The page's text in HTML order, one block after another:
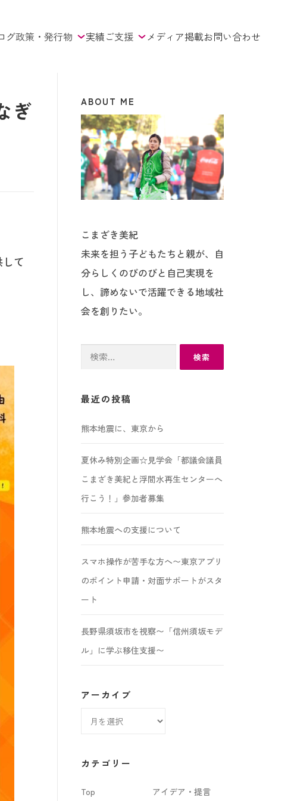
グ政策・発行物 実績ご支援 メディア掲載お問い合わせ
ぎ
て
ABOUT ME
こまざき美紀
未来を担う子どもたちと親が、自
分らしくのびのびと自己実現を
し、諦めないで活躍できる地域社
会を創りたい。
最近の投稿
熊本地震に、東京から
夏休み特別企画☆見学会「都議会議員
こまざき美紀と浮間水再生センターへ
行こう！」参加者募集
熊本地震への支援について
スマホ操作が苦手な方へ〜東京アプリ
のポイント申請・対面サポートがスタ
ート
長野県須坂市を視察〜「信州須坂モデ
ル」に学ぶ移住支援〜
アーカイブ
ブ
カテゴリー
Top
アイデア・提言